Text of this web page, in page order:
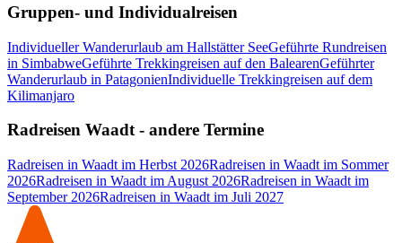
Gruppen- und Individualreisen
Individueller Wanderurlaub am Hallstätter SeeGeführte Rundreisen
in SimbabweGeführte Trekkingreisen auf den BalearenGeführter
Wanderurlaub in PatagonienIndividuelle Trekkingreisen auf dem
Kilimanjaro
Radreisen Waadt - andere Termine
Radreisen in Waadt im Herbst 2026Radreisen in Waadt im Sommer
2026Radreisen in Waadt im August 2026Radreisen in Waadt im
September 2026Radreisen in Waadt im Juli 2027